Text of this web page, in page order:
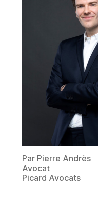
Par Pierre Andrès
Avocat
Picard Avocats